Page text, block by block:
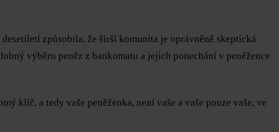
způsobila, že širší komunita je oprávněně skeptická
výběru peněz z bankomatu a jejich ponechání v peněžence
klíč, a tedy vaše peněženka, není vaše a vaše pouze vaše, ve